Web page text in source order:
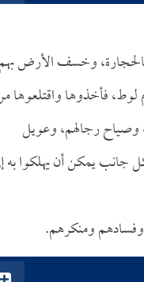
بالحجارة، وخسف الأرض
لوط، فأخذوها واقتلعوها
وصياح رجالهم، وعويل
جانب يمكن أن يهلكوا به